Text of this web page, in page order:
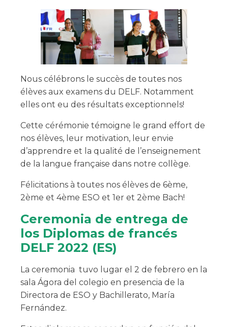
Nous célébrons le succès de toutes nos
élèves aux examens du DELF. Notamment
elles ont eu des résultats exceptionnels!
Cette cérémonie témoigne le grand effort de
nos élèves, leur motivation, leur envie
d’apprendre et la qualité de l’enseignement
de la langue française dans notre collège.
Félicitations à toutes nos élèves de 6ème,
2ème et 4ème ESO et 1er et 2ème Bach!
Ceremonia de entrega de
los Diplomas de francés
DELF 2022 (ES)
La ceremonia tuvo lugar el 2 de febrero en la
sala Ágora del colegio en presencia de la
Directora de ESO y Bachillerato, María
Fernández.